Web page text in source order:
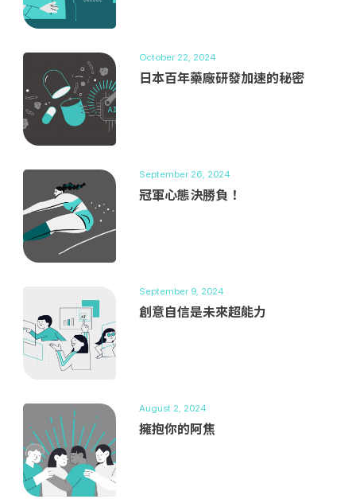
October 22, 2024
日本百年藥廠研發加速的秘密
September 26, 2024
冠軍心態決勝負！
September 9, 2024
創意自信是未來超能力
August 2, 2024
擁抱你的阿焦